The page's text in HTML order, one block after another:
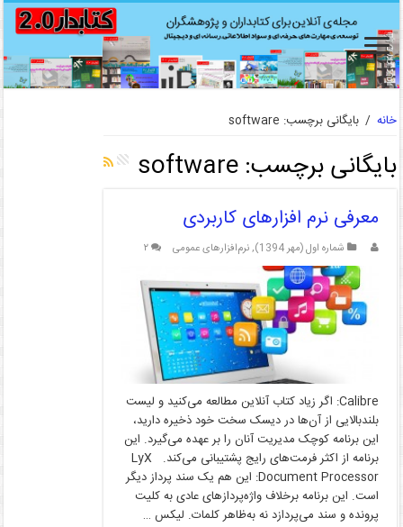
خانه / بایگانی برچسب: software
بایگانی برچسب: software
معرفی نرم افزارهای کاربردی
شماره اول (مهر 1394) ,نرم‌افزارهای عمومی ۲
Calibre: اگر زیاد کتاب آنلاین مطالعه می‌کنید و لیست
بلندبالایی از آن‌ها در دیسک سخت خود ذخیره دارید،
این برنامه کوچک مدیریت آنان را بر عهده می‌گیرد. این
برنامه از اکثر فرمت‌های رایج پشتیبانی می‌کند. LyX
Document Processor: این هم یک سند پرداز دیگر
است. این برنامه برخلاف واژه‌پردازهای عادی به کلیت
پرونده و سند می‌پردازد نه به‌ظاهر کلمات. لیکس …